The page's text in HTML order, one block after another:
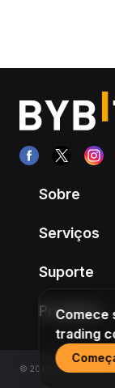
Sobre
Serviços
Suporte
Produtos
© 2018-2026
Comece
trading